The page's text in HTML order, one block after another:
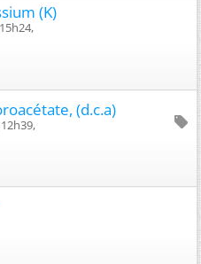
(K)
(d.c.a)